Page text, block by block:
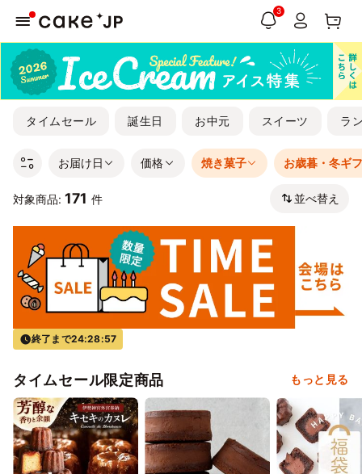
3
タイムセール 誕生日 お中元 スイーツ ラ
お届け日 価格 焼き菓子 お歳暮・冬ギ
対象商品: 171 件 並べ替え
終了まで24:28:56
タイムセール限定商品 もっと見る